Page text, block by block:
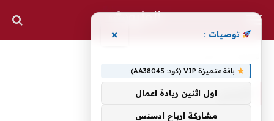
توصيات : ×
باقة متميزة VIP (كود: AA38045):
اول اثنين ريادة اعمال
مشاركة ارباح ادسنس